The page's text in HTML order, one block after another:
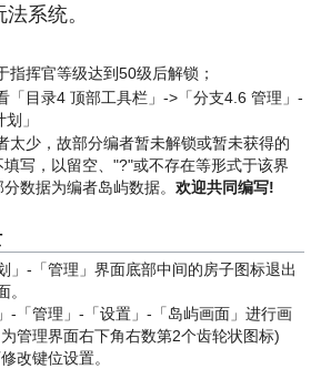
系统。
指挥官等级达到50级后解锁；
「目录4 顶部工具栏」->「分支4.6 管理」-
」
太少，故部分编者暂未解锁或暂未获得的
写，以留空、"?"或不存在等形式于该界
数据为编者岛屿数据。欢迎共同编写!
」-「管理」界面底部中间的房子图标退出
。
-「管理」-「设置」-「岛屿画面」进行画
管理界面右下角右数第2个齿轮状图标)
改键位设置。